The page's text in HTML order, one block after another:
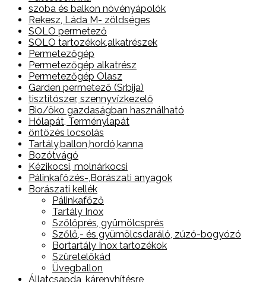
szoba és balkon növényápolók
Rekesz, Láda M- zöldséges
SOLO permetező
SOLO tartozékok,alkatrészek
Permetezőgép
Permetezőgép alkatrész
Permetezőgép Olasz
Garden permetező (Srbija)
tisztítószer, szennyvízkezelő
Bio/öko gazdaságban használható
Hólapát, Terménylapát
öntözés locsolás
Tartály,ballon,hordó,kanna
Bozótvágó
Kézikocsi, molnárkocsi
Pálinkafőzés-,Borászati anyagok
Borászati kellék
Pálinkafőző
Tartály Inox
Szőlőprés, gyümölcsprés
Szőlő,- és gyümölcsdaráló, zúzó-bogyózó
Bortartály Inox tartozékok
Szüretelőkád
Üvegballon
Állatcsapda, kárenyhítésre